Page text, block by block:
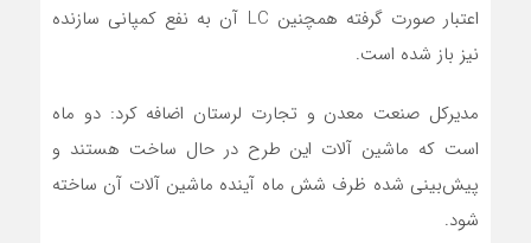
اعتبار صورت گرفته همچنین LC آن به نفع کمپانی سازنده
نیز باز شده است.
مدیرکل صنعت معدن و تجارت لرستان اضافه کرد: دو ماه
است که ماشین‌ آلات این طرح در حال ساخت هستند و
پیش‌بینی شده ظرف شش ماه آینده ماشین‌ آلات آن ساخته
شود.